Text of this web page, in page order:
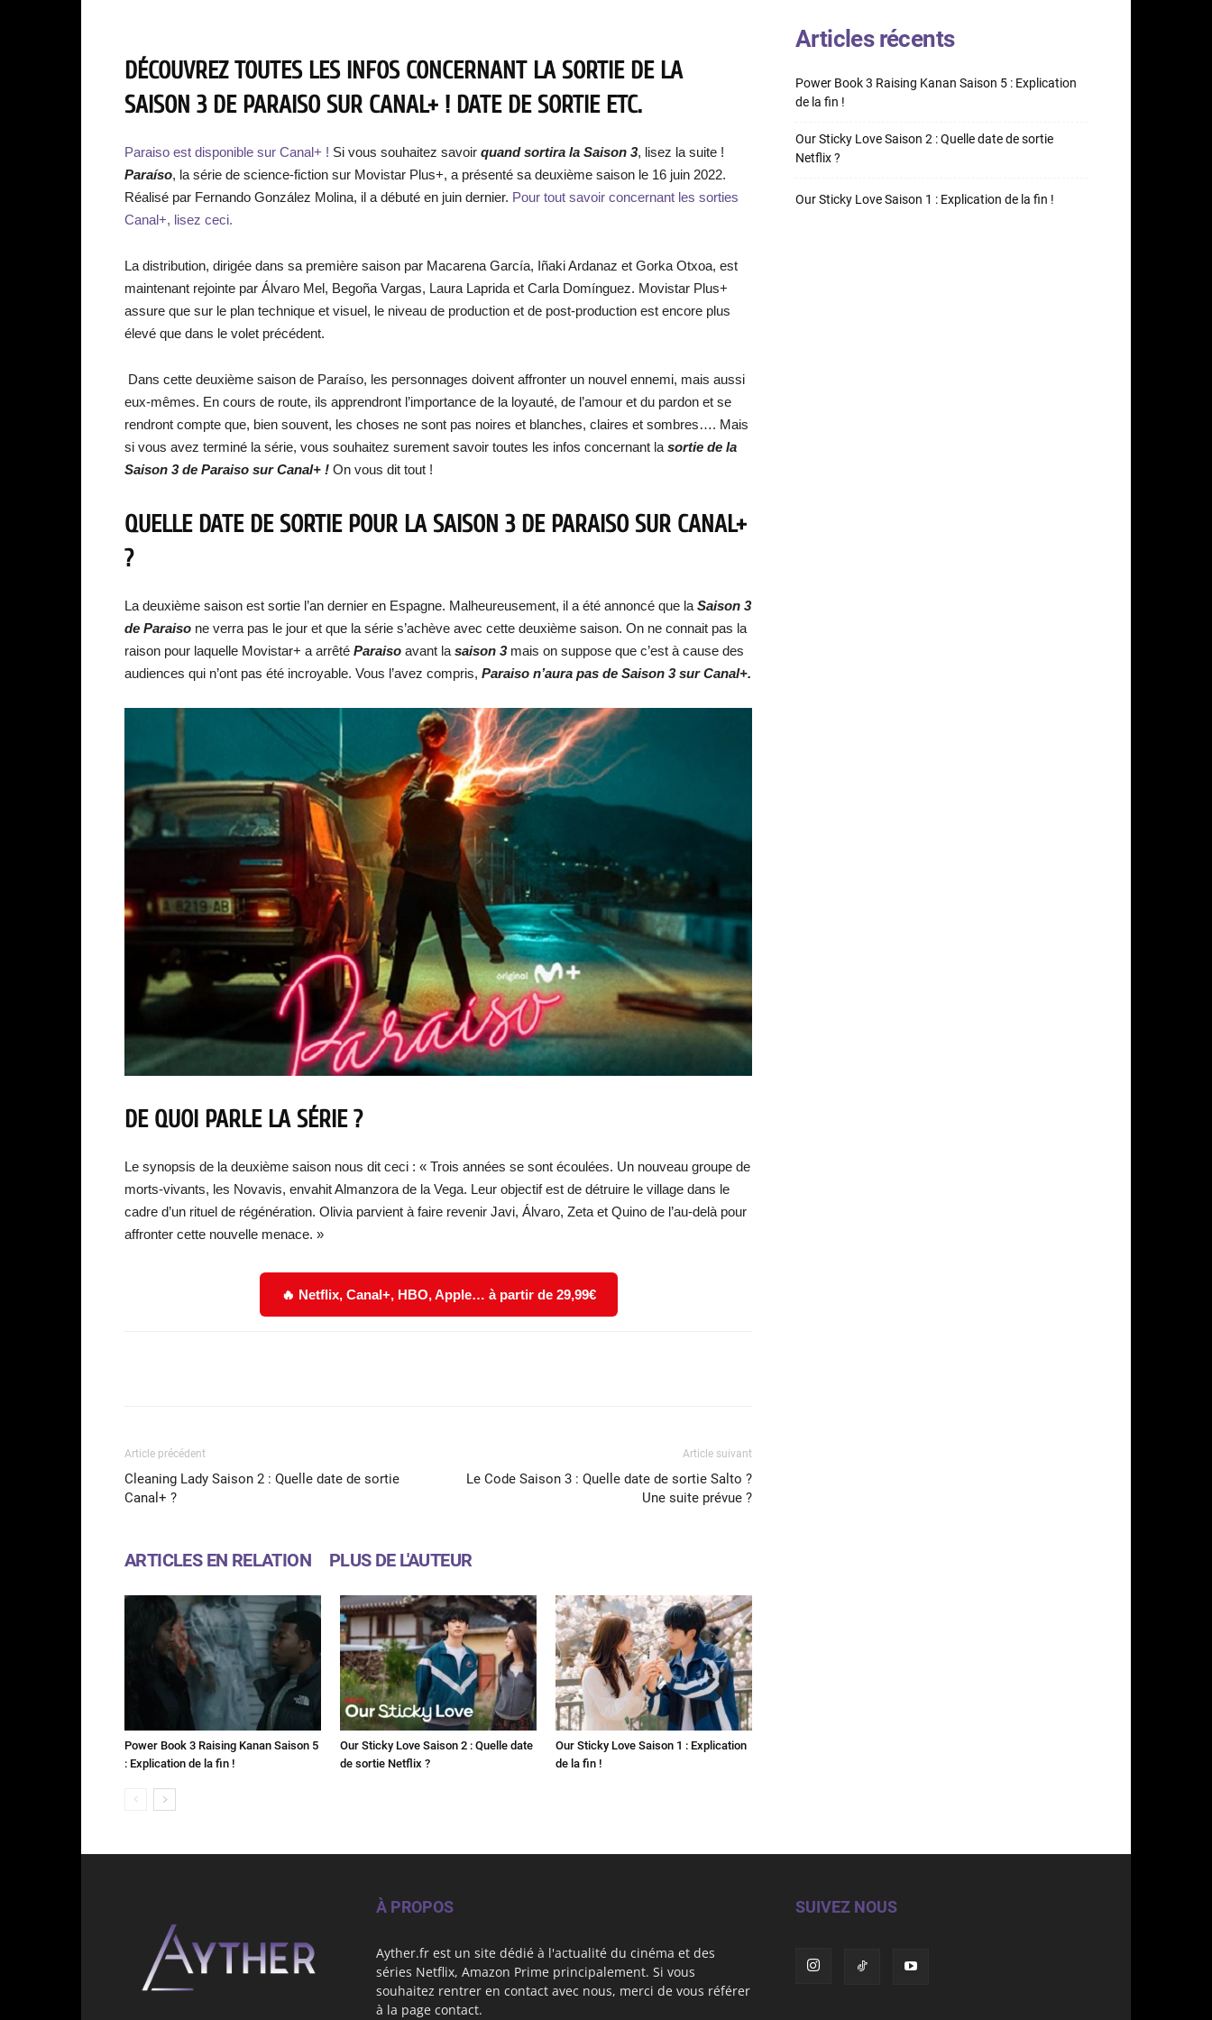
DÉCOUVREZ TOUTES LES INFOS CONCERNANT LA SORTIE DE LA
SAISON 3 DE PARAISO SUR CANAL+ ! DATE DE SORTIE ETC.
Paraiso est disponible sur Canal+ ! Si vous souhaitez savoir quand sortira la Saison 3, lisez la suite !
Paraíso, la série de science-fiction sur Movistar Plus+, a présenté sa deuxième saison le 16 juin 2022.
Réalisé par Fernando González Molina, il a débuté en juin dernier. Pour tout savoir concernant les sorties
Canal+, lisez ceci.
La distribution, dirigée dans sa première saison par Macarena García, Iñaki Ardanaz et Gorka Otxoa, est
maintenant rejointe par Álvaro Mel, Begoña Vargas, Laura Laprida et Carla Domínguez. Movistar Plus+
assure que sur le plan technique et visuel, le niveau de production et de post-production est encore plus
élevé que dans le volet précédent.
Dans cette deuxième saison de Paraíso, les personnages doivent affronter un nouvel ennemi, mais aussi
eux-mêmes. En cours de route, ils apprendront l’importance de la loyauté, de l’amour et du pardon et se
rendront compte que, bien souvent, les choses ne sont pas noires et blanches, claires et sombres…. Mais
si vous avez terminé la série, vous souhaitez surement savoir toutes les infos concernant la sortie de la
Saison 3 de Paraiso sur Canal+ ! On vous dit tout !
QUELLE DATE DE SORTIE POUR LA SAISON 3 DE PARAISO SUR CANAL+
?
La deuxième saison est sortie l’an dernier en Espagne. Malheureusement, il a été annoncé que la Saison 3
de Paraiso ne verra pas le jour et que la série s’achève avec cette deuxième saison. On ne connait pas la
raison pour laquelle Movistar+ a arrêté Paraiso avant la saison 3 mais on suppose que c’est à cause des
audiences qui n’ont pas été incroyable. Vous l’avez compris, Paraiso n’aura pas de Saison 3 sur Canal+.
DE QUOI PARLE LA SÉRIE ?
Le synopsis de la deuxième saison nous dit ceci : « Trois années se sont écoulées. Un nouveau groupe de
morts-vivants, les Novavis, envahit Almanzora de la Vega. Leur objectif est de détruire le village dans le
cadre d’un rituel de régénération. Olivia parvient à faire revenir Javi, Álvaro, Zeta et Quino de l’au-delà pour
affronter cette nouvelle menace. »
🔥 Netflix, Canal+, HBO, Apple… à partir de 29,99€
Article précédent
Cleaning Lady Saison 2 : Quelle date de sortie
Canal+ ?
Article suivant
Le Code Saison 3 : Quelle date de sortie Salto ?
Une suite prévue ?
ARTICLES EN RELATION PLUS DE L'AUTEUR
Power Book 3 Raising Kanan Saison 5
: Explication de la fin !
Our Sticky Love Saison 2 : Quelle date
de sortie Netflix ?
Our Sticky Love Saison 1 : Explication
de la fin !
Articles récents
Power Book 3 Raising Kanan Saison 5 : Explication
de la fin !
Our Sticky Love Saison 2 : Quelle date de sortie
Netflix ?
Our Sticky Love Saison 1 : Explication de la fin !
À PROPOS
Ayther.fr est un site dédié à l'actualité du cinéma et des
séries Netflix, Amazon Prime principalement. Si vous
souhaitez rentrer en contact avec nous, merci de vous référer
à la page contact.
SUIVEZ NOUS